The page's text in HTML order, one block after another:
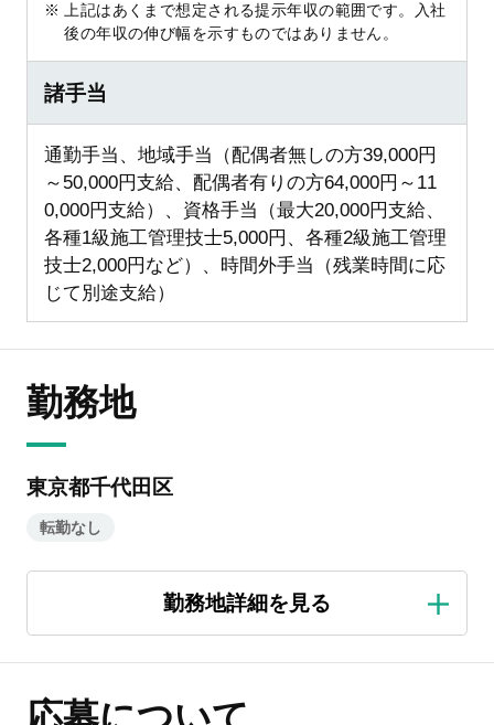
上記はあくまで想定される提示年収の範囲です。入社
後の年収の伸び幅を示すものではありません。
諸手当
通勤手当、地域手当（配偶者無しの方39,000円
～50,000円支給、配偶者有りの方64,000円～11
0,000円支給）、資格手当（最大20,000円支給、
各種1級施工管理技士5,000円、各種2級施工管理
技士2,000円など）、時間外手当（残業時間に応
じて別途支給）
勤務地
東京都千代田区
転勤なし